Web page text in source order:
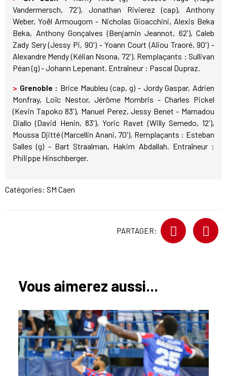
Vandermersch, 72'), Jonathan Rivierez (cap), Anthony
Weber, Yoël Armougom - Nicholas Gioacchini, Alexis Beka
Beka, Anthony Gonçalves (Benjamin Jeannot, 62'), Caleb
Zady Sery (Jessy Pi, 90') - Yoann Court (Aliou Traoré, 90') -
Alexandre Mendy (Kélian Nsona, 72'). Remplaçants : Sullivan
Péan (g) - Johann Lepenant. Entraîneur : Pascal Dupraz.
> Grenoble : Brice Maubleu (cap, g) - Jordy Gaspar, Adrien
Monfray, Loïc Nestor, Jérôme Mombris - Charles Pickel
(Kevin Tapoko 83'), Manuel Perez, Jessy Benet - Mamadou
Diallo (David Henin, 83'), Yoric Ravet (Willy Semedo, 12'),
Moussa Djitté (Marcellin Anani, 70'). Remplaçants : Esteban
Salles (g) - Bart Straalman, Hakim Abdallah. Entraîneur :
Philippe Hinschberger.
Catégories: SM Caen
PARTAGER:
Vous aimerez aussi...